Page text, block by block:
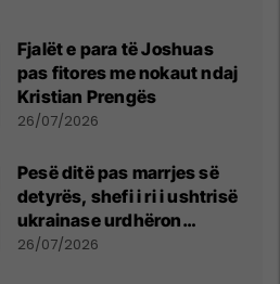
Fjalët e para të Joshuas
pas fitores me nokaut ndaj
Kristian Prengës
26/07/2026
Pesë ditë pas marrjes së
detyrës, shefi i ri i ushtrisë
ukrainase urdhëron
kontroll të madh
26/07/2026